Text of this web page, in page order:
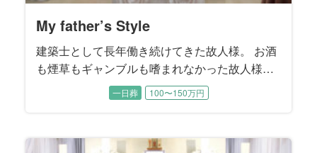
My father’s Style
建築士として長年働き続けてきた故人様。 お酒
も煙草もギャンブルも嗜まれなかった故人様の
ご趣味はクルマ。 スバル360にはじまり、ブル
ーバード、ハコスカ、ケンメリのスカイライ
ツといった錚々たる名車を乗り継いでこられた
一日葬 100〜150万円